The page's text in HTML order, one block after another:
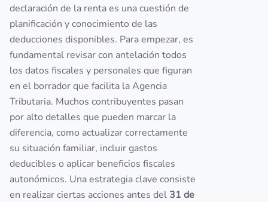
declaración de la renta es una cuestión de
planificación y conocimiento de las
deducciones disponibles. Para empezar, es
fundamental revisar con antelación todos
los datos fiscales y personales que figuran
en el borrador que facilita la Agencia
Tributaria. Muchos contribuyentes pasan
por alto detalles que pueden marcar la
diferencia, como actualizar correctamente
su situación familiar, incluir gastos
deducibles o aplicar beneficios fiscales
autonómicos. Una estrategia clave consiste
en realizar ciertas acciones antes del 31 de